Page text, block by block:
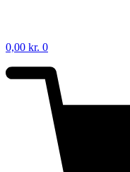
0,00 kr. 0